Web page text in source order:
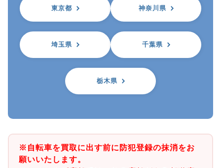
東京都 神奈川県
埼玉県 千葉県
栃木県
※自転車を買取に出す前に防犯登録の抹消をお
願いいたします。